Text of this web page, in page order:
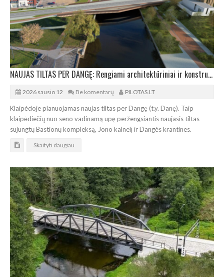
NAUJAS TILTAS PER DANGĘ: Rengiami architektūriniai ir konstrukciniai sprendiniai
2026 sausio 12 Be komentarų PILOTAS.LT
Klaipėdoje planuojamas naujas tiltas per Dangę (t.y. Danę). Taip
klaipėdiečių nuo seno vadinamą upę peržengsiantis naujasis tiltas
sujungtų Bastionų kompleksą, Jono kalnelį ir Dangės krantines.
Skaityti daugiau